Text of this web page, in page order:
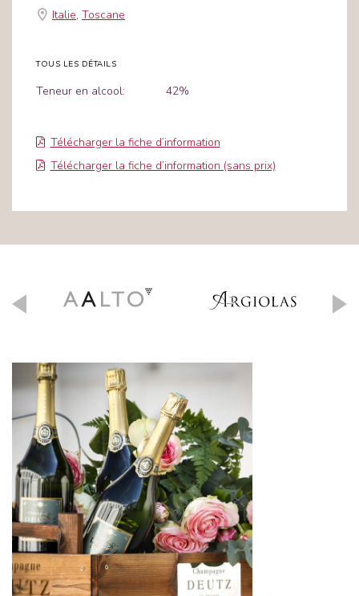
Italie, Toscane
TOUS LES DÉTAILS
Teneur en alcool: 42%
Télécharger la fiche d’information
Télécharger la fiche d’information (sans prix)